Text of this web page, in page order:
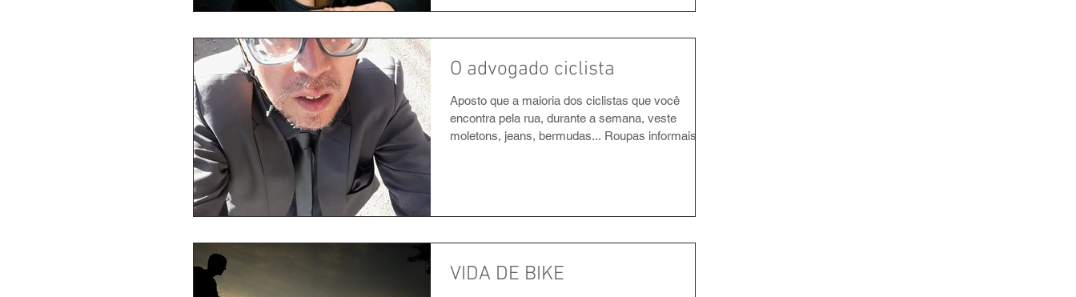
O advogado ciclista
Aposto que a maioria dos ciclistas que você
encontra pela rua, durante a semana, veste
moletons, jeans, bermudas... Roupas informais,...
VIDA DE BIKE